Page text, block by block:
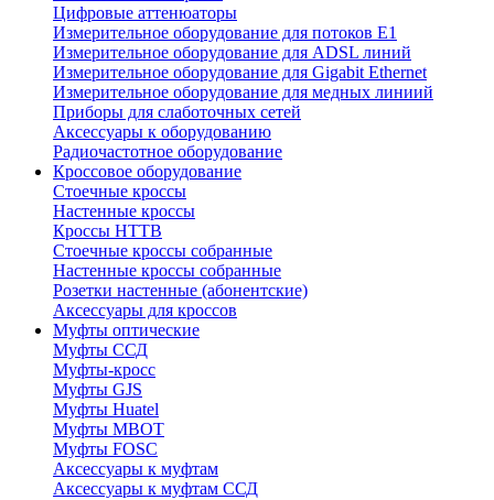
Цифровые аттенюаторы
Измерительное оборудование для потоков Е1
Измерительное оборудование для ADSL линий
Измерительное оборудование для Gigabit Ethernet
Измерительное оборудование для медных линиий
Приборы для слаботочных сетей
Аксессуары к оборудованию
Радиочастотное оборудование
Кроссовое оборудование
Стоечные кроссы
Настенные кроссы
Кроссы HTTB
Стоечные кроссы собранные
Настенные кроссы собранные
Розетки настенные (абонентские)
Аксессуары для кроссов
Муфты оптические
Муфты ССД
Муфты-кросс
Муфты GJS
Муфты Huatel
Муфты МВОТ
Муфты FOSC
Аксессуары к муфтам
Аксессуары к муфтам ССД